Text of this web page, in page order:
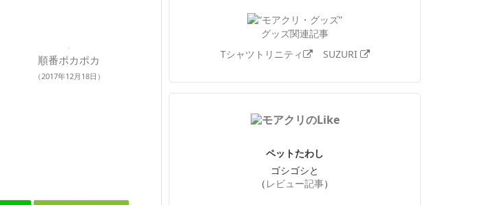
順番ポカポカ
（2017年12月18日）
グッズ関連記事
Tシャツトリニティ
SUZURI
ペットたわし
ゴシゴシと
（ レビュー記事）